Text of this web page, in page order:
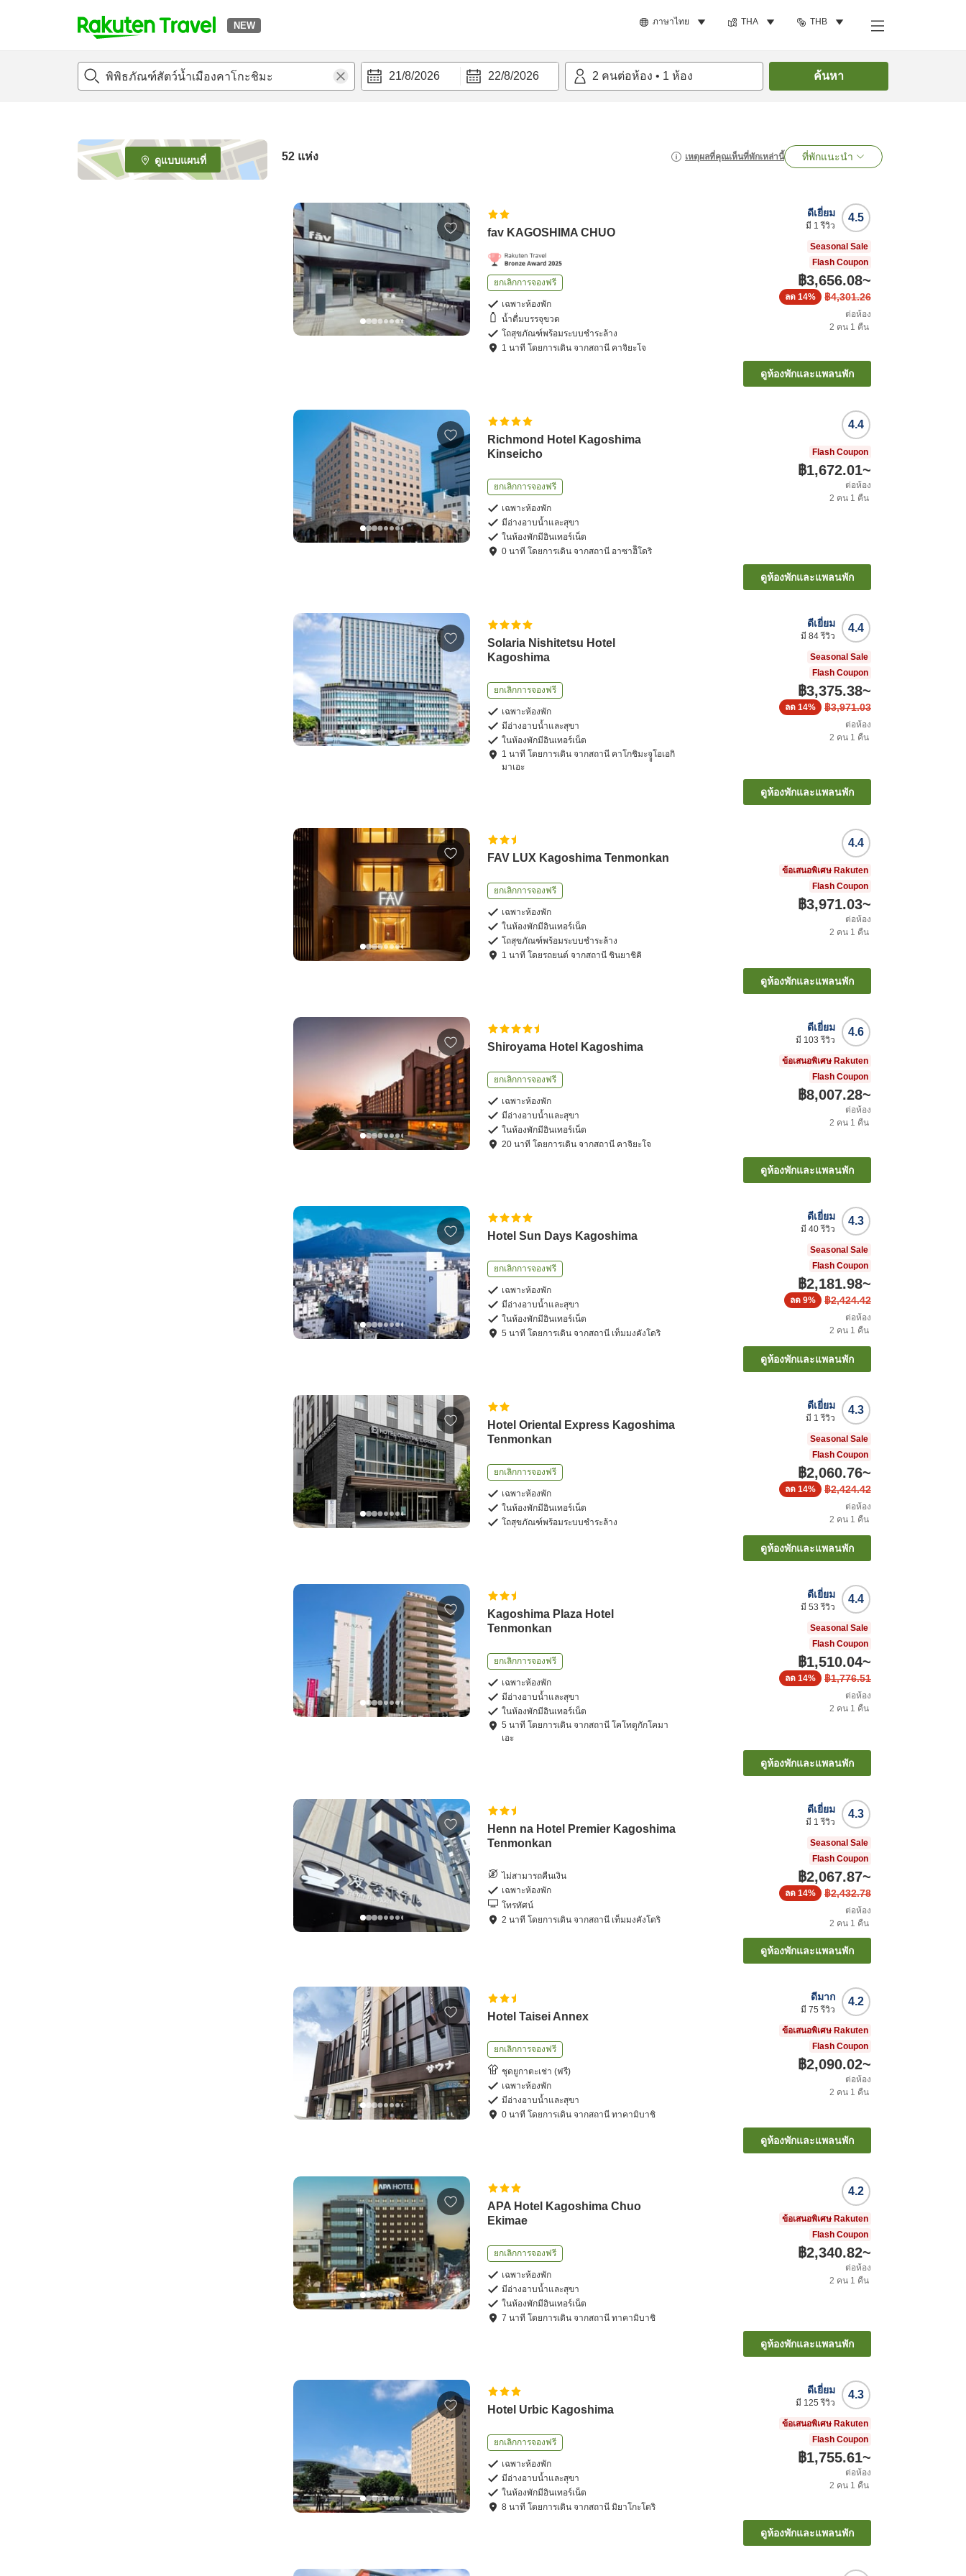
NEW ภาษาไทย THA THB
t
p
e
_
s
21/8/2026 22/8/2026 2 คนต่อห้อง • 1 ห้อง ค้นหา
ดูแบบแผนที่ 52 แห่ง เหตุผลที่คุณเห็นที่พักเหล่านี้ ที่พักแนะนำ
fav KAGOSHIMA CHUO
ยกเลิกการจองฟรี
เฉพาะห้องพัก
น้ำดื่มบรรจุขวด
โถสุขภัณฑ์พร้อมระบบชำระล้าง
1 นาที โดยการเดิน จากสถานี คาจิยะโจ
4.5
ดีเยี่ยม
มี 1 รีวิว
Seasonal Sale
Flash Coupon
฿3,656.08~
฿4,301.26
ลด 14%
ต่อห้อง
2 คน 1 คืน
ดูห้องพักและแพลนพัก
Richmond Hotel Kagoshima
Kinseicho
ยกเลิกการจองฟรี
เฉพาะห้องพัก
มีอ่างอาบน้ำและสุขา
ในห้องพักมีอินเทอร์เน็ต
0 นาที โดยการเดิน จากสถานี อาซาฮิิโดริ
4.4
Flash Coupon
฿1,672.01~
ต่อห้อง
2 คน 1 คืน
ดูห้องพักและแพลนพัก
Solaria Nishitetsu Hotel
Kagoshima
ยกเลิกการจองฟรี
เฉพาะห้องพัก
มีอ่างอาบน้ำและสุขา
ในห้องพักมีอินเทอร์เน็ต
1 นาที โดยการเดิน จากสถานี คาโกชิมะจููโอเอกิ
มาเอะ
4.4
ดีเยี่ยม
มี 84รีวิว
Seasonal Sale
Flash Coupon
฿3,375.38~
฿3,971.03
ลด 14%
ต่อห้อง
2 คน 1 คืน
ดูห้องพักและแพลนพัก
FAV LUX Kagoshima Tenmonkan
ยกเลิกการจองฟรี
เฉพาะห้องพัก
ในห้องพักมีอินเทอร์เน็ต
โถสุขภัณฑ์พร้อมระบบชำระล้าง
1 นาที โดยรถยนต์ จากสถานี ชินยาชิคิ
4.4
ข้อเสนอพิเศษ Rakuten
Flash Coupon
฿3,971.03~
ต่อห้อง
2 คน 1 คืน
ดูห้องพักและแพลนพัก
Shiroyama Hotel Kagoshima
ยกเลิกการจองฟรี
เฉพาะห้องพัก
มีอ่างอาบน้ำและสุขา
ในห้องพักมีอินเทอร์เน็ต
20 นาที โดยการเดิน จากสถานี คาจิยะโจ
4.6
ดีเยี่ยม
มี 103 รีวิว
ข้อเสนอพิเศษ Rakuten
Flash Coupon
฿8,007.28~
ต่อห้อง
2 คน 1 คืน
ดูห้องพักและแพลนพัก
Hotel Sun Days Kagoshima
ยกเลิกการจองฟรี
เฉพาะห้องพัก
มีอ่างอาบน้ำและสุขา
ในห้องพักมีอินเทอร์เน็ต
5 นาที โดยการเดิน จากสถานี เท็มมงคังโดริ
4.3
ดีเยี่ยม
มี 40รีวิว
Seasonal Sale
Flash Coupon
฿2,181.98~
฿2,424.42
ลด 9%
ต่อห้อง
2 คน 1 คืน
ดูห้องพักและแพลนพัก
Hotel Oriental Express Kagoshima
Tenmonkan
ยกเลิกการจองฟรี
เฉพาะห้องพัก
ในห้องพักมีอินเทอร์เน็ต
โถสุขภัณฑ์พร้อมระบบชำระล้าง
4.3
ดีเยี่ยม
มี 1 รีวิว
Seasonal Sale
Flash Coupon
฿2,060.76~
฿2,424.42
ลด 14%
ต่อห้อง
2 คน 1 คืน
ดูห้องพักและแพลนพัก
Kagoshima Plaza Hotel
Tenmonkan
ยกเลิกการจองฟรี
เฉพาะห้องพัก
มีอ่างอาบน้ำและสุขา
ในห้องพักมีอินเทอร์เน็ต
5 นาที โดยการเดิน จากสถานี โคโทตูกักโคมา
เอะ
4.4
ดีเยี่ยม
มี 53 รีวิว
Seasonal Sale
Flash Coupon
฿1,510.04~
฿1,776.51
ลด 14%
ต่อห้อง
2 คน 1 คืน
ดูห้องพักและแพลนพัก
Henn na Hotel Premier Kagoshima
Tenmonkan
ไม่สามารถคืนเงิน
เฉพาะห้องพัก
โทรทัศน์
2 นาที โดยการเดิน จากสถานี เท็มมงคังโดริ
4.3
ดีเยี่ยม
มี 1 รีวิว
Seasonal Sale
Flash Coupon
฿2,067.87~
฿2,432.78
ลด 14%
ต่อห้อง
2 คน 1 คืน
ดูห้องพักและแพลนพัก
Hotel Taisei Annex
ยกเลิกการจองฟรี
ชุดยูกาตะเช่า (ฟรี)
เฉพาะห้องพัก
มีอ่างอาบน้ำและสุขา
0 นาที โดยการเดิน จากสถานี ทาคามิบาชิ
4.2
ดีมาก
มี 75 รีวิว
ข้อเสนอพิเศษ Rakuten
Flash Coupon
฿2,090.02~
ต่อห้อง
2 คน 1 คืน
ดูห้องพักและแพลนพัก
APA Hotel Kagoshima Chuo
Ekimae
ยกเลิกการจองฟรี
เฉพาะห้องพัก
มีอ่างอาบน้ำและสุขา
ในห้องพักมีอินเทอร์เน็ต
7 นาที โดยการเดิน จากสถานี ทาคามิบาชิ
4.2
ข้อเสนอพิเศษ Rakuten
Flash Coupon
฿2,340.82~
ต่อห้อง
2 คน 1 คืน
ดูห้องพักและแพลนพัก
Hotel Urbic Kagoshima
ยกเลิกการจองฟรี
เฉพาะห้องพัก
มีอ่างอาบน้ำและสุขา
ในห้องพักมีอินเทอร์เน็ต
8 นาที โดยการเดิน จากสถานี มิยาโกะโดริ
4.3
ดีเยี่ยม
มี 125 รีวิว
ข้อเสนอพิเศษ Rakuten
Flash Coupon
฿1,755.61~
ต่อห้อง
2 คน 1 คืน
ดูห้องพักและแพลนพัก